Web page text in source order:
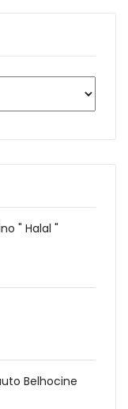
" Halal "
Belhocine